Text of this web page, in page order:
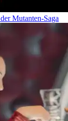
Mutanten-Saga